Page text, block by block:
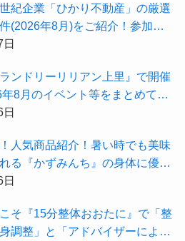
紀企業「ひかり不動産」の厳選
(2026年8月)をご紹介！参加費
”新潟工場見学会』のご予約も
日
ランドリーリリアン上里』で開催
8月のイベント等をまとめてご
日
人気商品紹介！暑い時でも美味
る『かずみんち』の身体に優し
作り減塩パンを召し上がれ♪
日
そ『15分整体おおたに』で「整
調整」と「アドバイザーによる